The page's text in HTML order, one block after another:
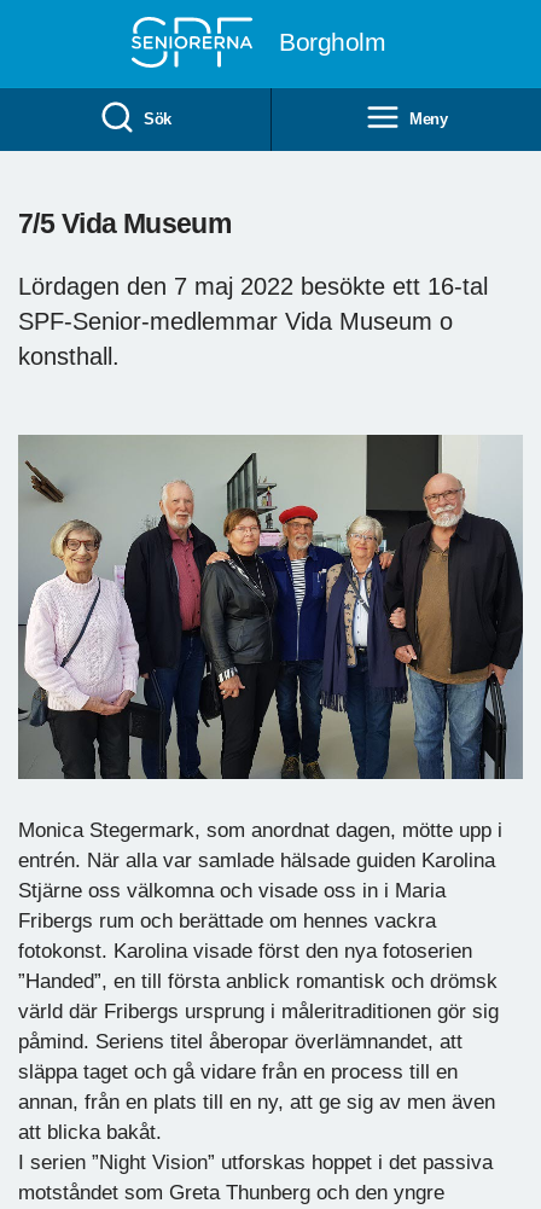
Borgholm
Sök Meny
7/5 Vida Museum
Lördagen den 7 maj 2022 besökte ett 16-tal
SPF-Senior-medlemmar Vida Museum o
konsthall.
Monica Stegermark, som anordnat dagen, mötte upp i
entrén. När alla var samlade hälsade guiden Karolina
Stjärne oss välkomna och visade oss in i Maria
Fribergs rum och berättade om hennes vackra
fotokonst. Karolina visade först den nya fotoserien
”Handed”, en till första anblick romantisk och drömsk
värld där Fribergs ursprung i måleritraditionen gör sig
påmind. Seriens titel åberopar överlämnandet, att
släppa taget och gå vidare från en process till en
annan, från en plats till en ny, att ge sig av men även
att blicka bakåt.
I serien ”Night Vision” utforskas hoppet i det passiva
motståndet som Greta Thunberg och den yngre